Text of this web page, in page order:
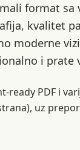
format sa
kvalitet
moderne
i prate
ready PDF i
uz